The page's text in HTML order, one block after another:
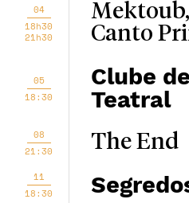
04
18h30
21h30
Canto
05
18:30
Clube
Teatral
08
21:30
The End
11
18:30